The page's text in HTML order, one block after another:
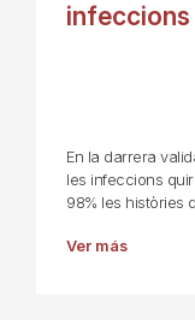
En la darrera
les infeccions
98% les històries
Ver más